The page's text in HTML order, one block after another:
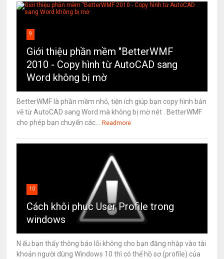
9
Giới thiệu phần mềm "BetterWMF
2010 - Copy hình từ AutoCAD sang
Word không bị mờ
BetterWMF là phần mềm nhỏ, tiện ích giúp bạn copy hình bản
vẽ từ AutoCAD sang Word mà không bị mờ nét . BetterWMF
cho phép bạn chuyển các...
Readmore
10
Cách khôi phục User Profile trong
windows
N ếu bạn thấy thông báo lỗi không cho bạn đăng nhập vào tài
khoản người dùng Windows 10 thì có thể hồ sơ (profile) của